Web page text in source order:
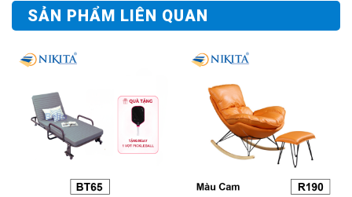
SẢN PHẨM LIÊN QUAN